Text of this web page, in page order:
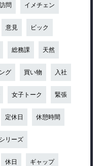
訪問 イメチェン
意見 ビック
総務課 天然
グ 買い物 入社
女子トーク 緊張
定休日 休憩時間
リーズ
休日 ギャップ